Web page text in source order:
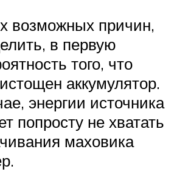
возможных причин,
в первую
того, что
аккумулятор.
энергии источника
попросту не хватать
маховика